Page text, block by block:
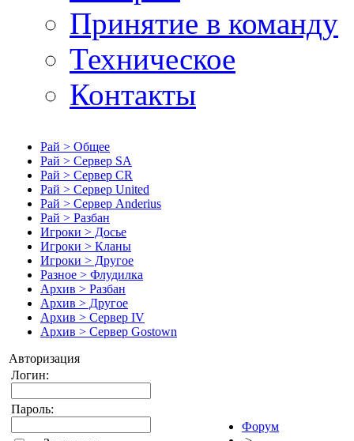
Принятие в команду
Техническое
Контакты
Рай > Общее
Рай > Сервер SA
Рай > Сервер CR
Рай > Сервер United
Рай > Сервер Anderius
Рай > Разбан
Игроки > Досье
Игроки > Кланы
Игроки > Другое
Разное > Флудилка
Архив > Разбан
Архив > Другое
Архив > Сервер IV
Архив > Сервер Gostown
Авторизация
Логин:
Пароль:
Форум